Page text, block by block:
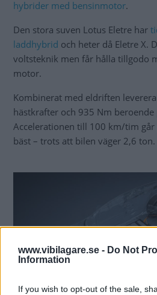
www.vibilagare.se - Do Not
Information
If you wish to opt-out of the sale,
hybrider med bensinmotor.
Den stora suven Lotus Eletre har
laddhybrid och heter då Eletre X.
voltsteknik men får hålla tillgodo
motor.
Kombinerat med eldriften
hästkrafter och 935 Nm beroende
Accelerationen till 100 km/tim går
bäst – trots att bilen väger 2,6 ton.